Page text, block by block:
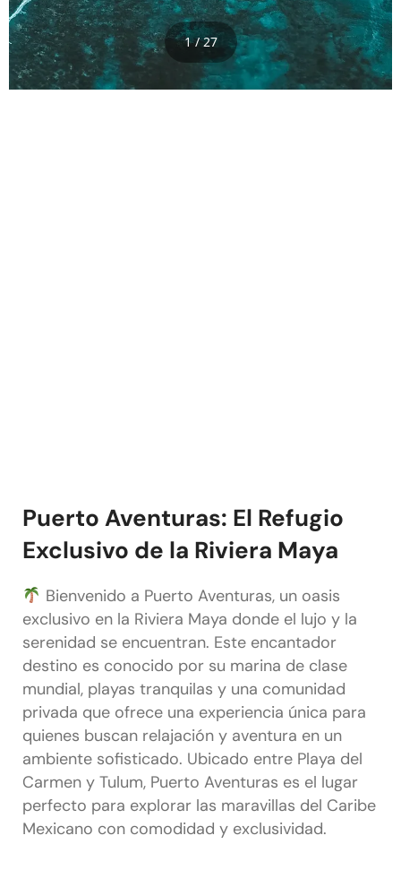
1 / 27
Puerto Aventuras: El Refugio
Exclusivo de la Riviera Maya
Bienvenido a Puerto Aventuras, un oasis
exclusivo en la Riviera Maya donde el lujo y la
serenidad se encuentran. Este encantador
destino es conocido por su marina de clase
mundial, playas tranquilas y una comunidad
privada que ofrece una experiencia única para
quienes buscan relajación y aventura en un
ambiente sofisticado. Ubicado entre Playa del
Carmen y Tulum, Puerto Aventuras es el lugar
perfecto para explorar las maravillas del Caribe
Mexicano con comodidad y exclusividad.